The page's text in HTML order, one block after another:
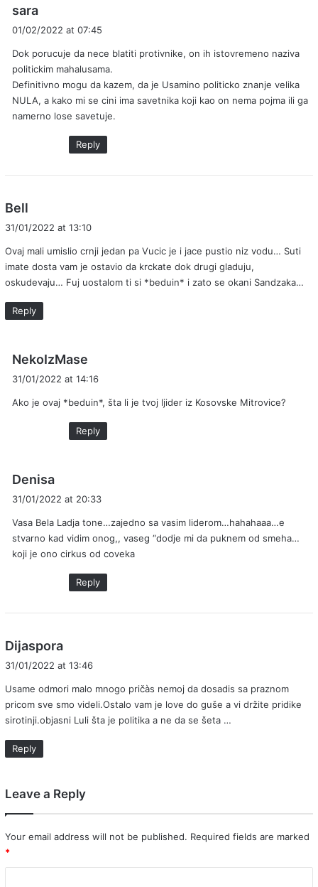
sara
s
:
01/02/2022 at 07:45
Dok porucuje da nece blatiti protivnike, on ih istovremeno naziva
politickim mahalusama.
Definitivno mogu da kazem, da je Usamino politicko znanje velika
NULA, a kako mi se cini ima savetnika koji kao on nema pojma ili ga
namerno lose savetuje.
Reply
Bell
s
31/01/2022 at 13:10
Ovaj mali umislio crnji jedan pa Vucic je i jace pustio niz vodu… Suti
imate dosta vam je ostavio da krckate dok drugi gladuju,
oskudevaju… Fuj uostalom ti si *beduin* i zato se okani Sandzaka…
Reply
NekoIzMase
s
:
31/01/2022 at 14:16
Ako je ovaj *beduin*, šta li je tvoj ljider iz Kosovske Mitrovice?
Reply
Denisa
s
:
31/01/2022 at 20:33
Vasa Bela Ladja tone…zajedno sa vasim liderom…hahahaaa…e
stvarno kad vidim onog,, vaseg “dodje mi da puknem od smeha…
koji je ono cirkus od coveka
Reply
Dijaspora
s
:
31/01/2022 at 13:46
Usame odmori malo mnogo pričàs nemoj da dosadis sa praznom
pricom sve smo videli.Ostalo vam je love do guše a vi držite pridike
sirotinji.objasni Luli šta je politika a ne da se šeta …
Reply
Leave a Reply
Your email address will not be published. Required fields are marked
*